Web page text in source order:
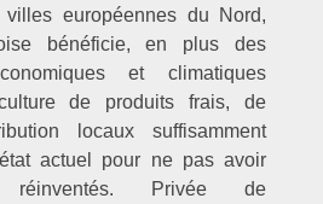
villes européennes du Nord,
bénéficie, en plus des
et climatiques
de produits frais, de
locaux suffisamment
actuel pour ne pas avoir
réinventés. Privée de